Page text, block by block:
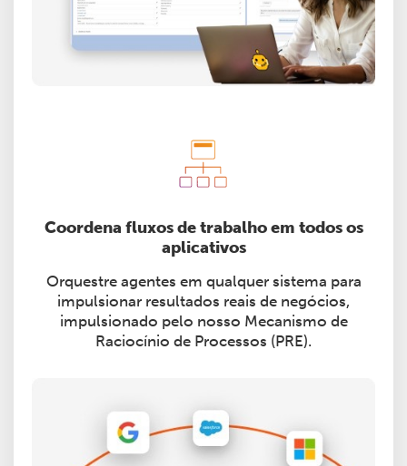
Coordena fluxos de trabalho em todos os
aplicativos
Orquestre agentes em qualquer sistema para
impulsionar resultados reais de negócios,
impulsionado pelo nosso Mecanismo de
Raciocínio de Processos (PRE).